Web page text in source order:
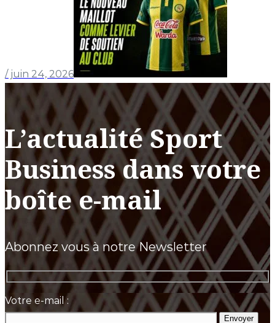
/ juin 24, 2026
L’actualité Sport
Business dans votre
boîte e-mail
Abonnez vous à notre Newsletter
Votre e-mail :